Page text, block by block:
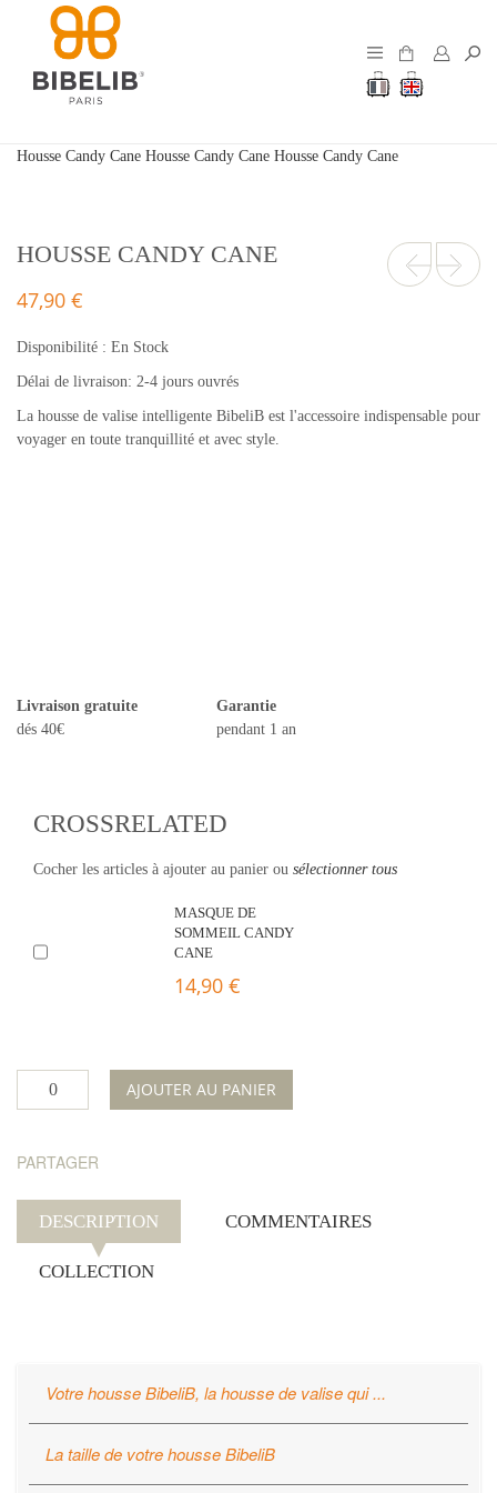
Housse Candy Cane Housse Candy Cane Housse Candy Cane
HOUSSE CANDY CANE
47,90 €
Disponibilité : En Stock
Délai de livraison: 2-4 jours ouvrés
La housse de valise intelligente BibeliB est l'accessoire indispensable pour
voyager en toute tranquillité et avec style.
Livraison gratuite
dés 40€
Garantie
pendant 1 an
CROSSRELATED
Cocher les articles à ajouter au panier ou sélectionner tous
MASQUE DE
SOMMEIL CANDY
CANE
14,90 €
AJOUTER AU PANIER
PARTAGER
DESCRIPTION COMMENTAIRES
COLLECTION
Votre housse BibeliB, la housse de valise qui ...
Protègevotre valise
La housse BibeliB offre une protection optimale contre
La taille de votre housse BibeliB